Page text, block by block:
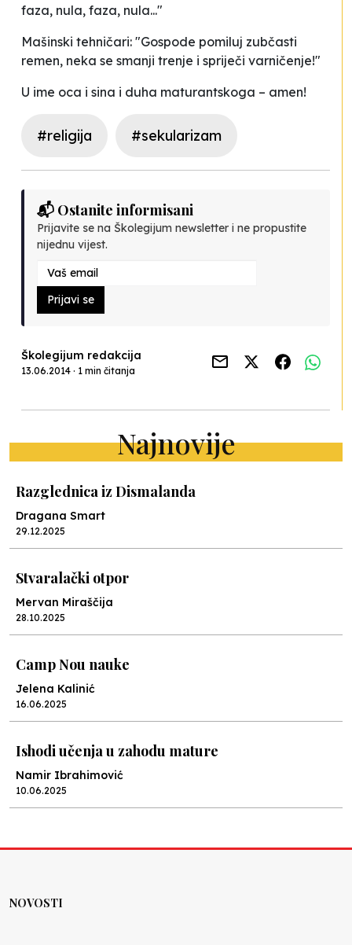
faza, nula, faza, nula..."
Mašinski tehničari: "Gospode pomiluj zubčasti
remen, neka se smanji trenje i spriječi varničenje!"
U ime oca i sina i duha maturantskoga – amen!
#religija #sekularizam
📬 Ostanite informisani
Prijavite se na Školegijum newsletter i ne propustite
nijednu vijest.
Prijavi se
Školegijum redakcija
13.06.2014 · 1 min čitanja
Najnovije
Razglednica iz Dismalanda
Dragana Smart
29.12.2025
Stvaralački otpor
Mervan Miraščija
28.10.2025
Camp Nou nauke
Jelena Kalinić
16.06.2025
Ishodi učenja u zahodu mature
Namir Ibrahimović
10.06.2025
NOVOSTI